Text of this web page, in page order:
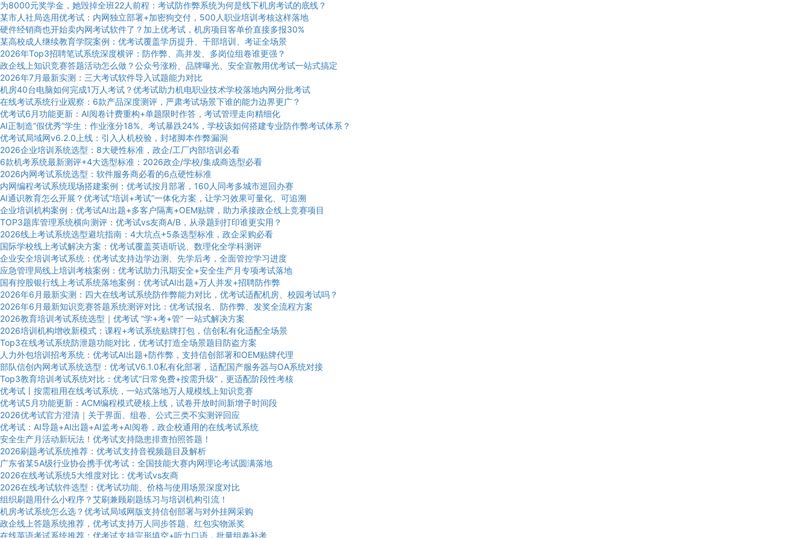
为8000元奖学金，她毁掉全班22人前程：考试防作弊系统为何是线下机房考试的底线？
某市人社局选用优考试：内网独立部署+加密狗交付，500人职业培训考核这样落地
硬件经销商也开始卖内网考试软件了？加上优考试，机房项目客单价直接多报30%
某高校成人继续教育学院案例：优考试覆盖学历提升、干部培训、考证全场景
2026年Top3招聘笔试系统深度横评：防作弊、高并发、多岗位组卷谁更强？
政企线上知识竞赛答题活动怎么做？公众号涨粉、品牌曝光、安全宣教用优考试一站式搞定
2026年7月最新实测：三大考试软件导入试题能力对比
机房40台电脑如何完成1万人考试？优考试助力机电职业技术学校落地内网分批考试
在线考试系统行业观察：6款产品深度测评，严肃考试场景下谁的能力边界更广？
优考试6月功能更新：AI阅卷计费重构+单题限时作答，考试管理走向精细化
AI正制造“假优秀”学生：作业涨分18%、考试暴跌24%，学校该如何搭建专业防作弊考试体系？
优考试局域网v6.2.0上线：引入人机校验，封堵脚本作弊漏洞
2026企业培训系统选型：8大硬性标准，政企/工厂内部培训必看
6款机考系统最新测评+4大选型标准：2026政企/学校/集成商选型必看
2026内网考试系统选型：软件服务商必看的6点硬性标准
内网编程考试系统现场搭建案例：优考试按月部署，160人同考多城市巡回办赛
AI通识教育怎么开展？优考试“培训+考试”一体化方案，让学习效果可量化、可追溯
企业培训机构案例：优考试AI出题+多客户隔离+OEM贴牌，助力承接政企线上竞赛项目
TOP3题库管理系统横向测评：优考试vs友商A/B，从录题到打印谁更实用？
2026线上考试系统选型避坑指南：4大坑点+5条选型标准，政企采购必看
国际学校线上考试解决方案：优考试覆盖英语听说、数理化全学科测评
企业安全培训考试系统：优考试支持边学边测、先学后考，全面管控学习进度
应急管理局线上培训考核案例：优考试助力汛期安全+安全生产月专项考试落地
国有控股银行线上考试系统落地案例：优考试AI出题+万人并发+招聘防作弊
2026年6月最新实测：四大在线考试系统防作弊能力对比，优考试适配机房、校园考试吗？
2026年6月最新知识竞赛答题系统测评对比：优考试报名、防作弊、发奖全流程方案
2026教育培训考试系统选型｜优考试 “学+考+管” 一站式解决方案
2026培训机构增收新模式：课程+考试系统贴牌打包，信创私有化适配全场景
Top3在线考试系统防泄题功能对比，优考试打造全场景题目防盗方案
人力外包培训招考系统：优考试AI出题+防作弊，支持信创部署和OEM贴牌代理
部队信创内网考试系统选型：优考试V6.1.0私有化部署，适配国产服务器与OA系统对接
Top3教育培训考试系统对比：优考试“日常免费+按需升级”，更适配阶段性考核
优考试丨按需租用在线考试系统，一站式落地万人规模线上知识竞赛
优考试5月功能更新：ACM编程模式硬核上线，试卷开放时间新增子时间段
2026优考试官方澄清｜关于界面、组卷、公式三类不实测评回应
优考试：AI导题+AI出题+AI监考+AI阅卷，政企校通用的在线考试系统
安全生产月活动新玩法！优考试支持隐患排查拍照答题！
2026刷题考试系统推荐：优考试支持音视频题目及解析
广东省某5A级行业协会携手优考试：全国技能大赛内网理论考试圆满落地
2026在线考试系统5大维度对比：优考试vs友商
2026在线考试软件选型：优考试功能、价格与使用场景深度对比
组织刷题用什么小程序？艾刷兼顾刷题练习与培训机构引流！
机房考试系统怎么选？优考试局域网版支持信创部署与对外挂网采购
政企线上答题系统推荐，优考试支持万人同步答题、红包实物派奖
在线英语考试系统推荐：优考试支持完形填空+听力口语，批量组卷补考